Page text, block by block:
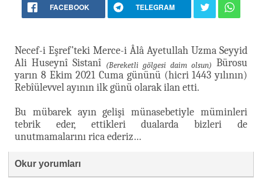
FACEBOOK TELEGRAM
Necef-i Eşref’teki Merce-i Âlâ Ayetullah Uzma Seyyid
Ali Huseynî Sistanî (Bereketli gölgesi daim olsun) Bürosu
yarın 8 Ekim 2021 Cuma gününü (hicri 1443 yılının)
Rebîülevvel ayının ilk günü olarak ilan etti.
Bu mübarek ayın gelişi münasebetiyle müminleri
tebrik eder, ettikleri dualarda bizleri de
unutmamalarını rica ederiz…
Okur yorumları